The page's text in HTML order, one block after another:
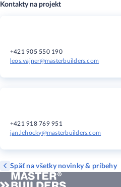
Kontakty na projekt
+421 905 550 190​​​​
leos.vajner@masterbuilders.com
+421 918 769 951​​​​
jan.lehocky@masterbuilders.com
Späť na všetky novinky & príbehy